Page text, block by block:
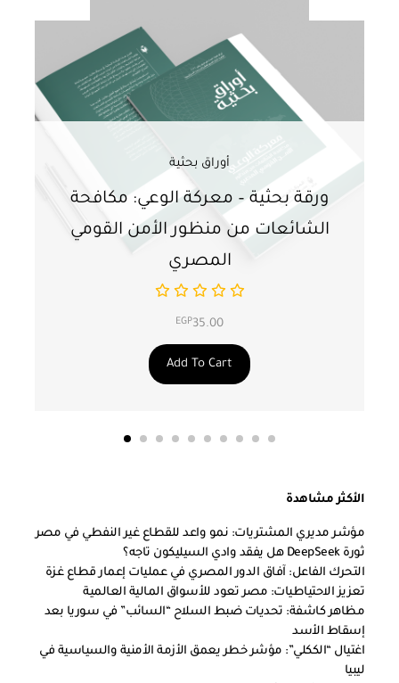
أوراق بحثية
ورقة بحثية – معركة الوعي: مكافحة
الشائعات من منظور الأمن القومي
المصري
EGP35.00
Add To Cart
الأكثر مشاهدة
مؤشر مديري المشتريات: نمو واعد للقطاع غير النفطي في مصر
ثورة DeepSeek هل يفقد وادي السيليكون تاجه؟
التحرك الفاعل: آفاق الدور المصري في عمليات إعمار قطاع غزة
تعزيز الاحتياطيات: مصر تعود للأسواق المالية العالمية
مظاهر كاشفة: تحديات ضبط السلاح “السائب” في سوريا بعد
إسقاط الأسد
اغتيال “الككلي”: مؤشر خطر يعمق الأزمة الأمنية والسياسية في
ليبيا